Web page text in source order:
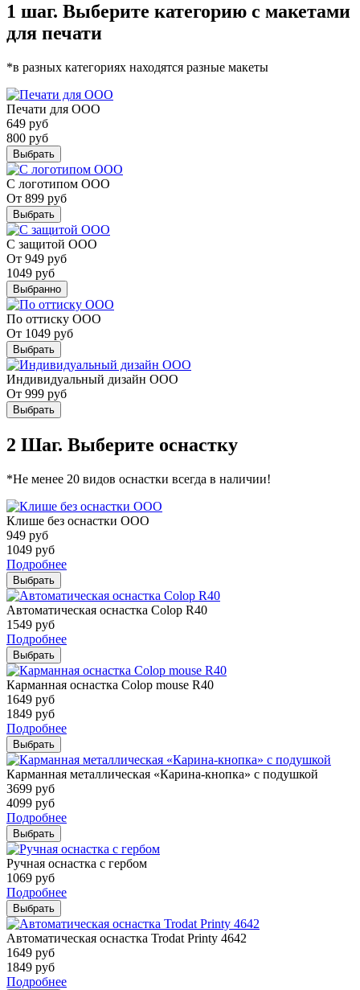
1 шаг. Выберите категорию с макетами
для печати
*в разных категориях находятся разные макеты
Печати для ООО
649 руб
800 руб
Выбрать
С логотипом ООО
От 899 руб
Выбрать
С защитой ООО
От 949 руб
1049 руб
Выбранно
По оттиску ООО
От 1049 руб
Выбрать
Индивидуальный дизайн ООО
От 999 руб
Выбрать
2 Шаг. Выберите оснастку
*Не менее 20 видов оснастки всегда в наличии!
Клише без оснастки ООО
949 руб
1049 руб
Подробнее
Выбрать
Автоматическая оснастка Colop R40
1549 руб
Подробнее
Выбрать
Карманная оснастка Colop mouse R40
1649 руб
1849 руб
Подробнее
Выбрать
Карманная металлическая «Карина-кнопка» с подушкой
3699 руб
4099 руб
Подробнее
Выбрать
Ручная оснастка с гербом
1069 руб
Подробнее
Выбрать
Автоматическая оснастка Trodat Printy 4642
1649 руб
1849 руб
Подробнее